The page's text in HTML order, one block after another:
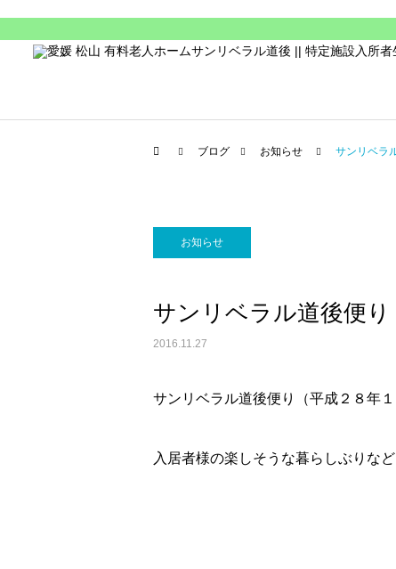
ブログ お知らせ サンリベラ
お知らせ
サンリベラル道後便り
2016.11.27
サンリベラル道後便り（平成２８年
入居者様の楽しそうな暮らしぶりなど